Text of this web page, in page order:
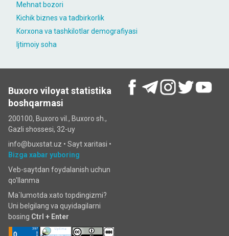
Mehnat bozori
Kichik biznes va tadbirkorlik
Korxona va tashkilotlar demografiyasi
Ijtimoiy soha
Buxoro viloyat statistika
boshqarmasi
200100, Buxoro vil., Buxoro sh.,
Gazli shossesi, 32-uy
info@buxstat.uz • Sayt xaritasi •
Bizga xabar yuboring
Veb-saytdan foydalanish uchun
qo'llanma
Ma`lumotda xato topdingizmi?
Uni belgilang va quyidagilarni
bosing Ctrl + Enter